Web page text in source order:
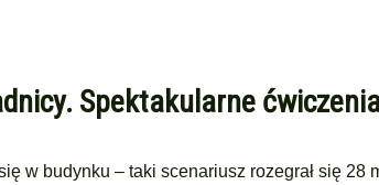
Spektakularne
w budynku – taki scenariusz rozegrał się